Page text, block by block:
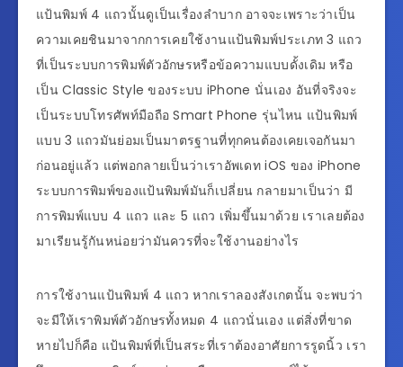
แป้นพิมพ์ 4 แถวนั้นดูเป็นเรื่องลำบาก อาจจะเพราะว่าเป็น
ความเคยชินมาจากการเคยใช้งานแป้นพิมพ์ประเภท 3 แถว
ที่เป็นระบบการพิมพ์ตัวอักษรหรือข้อความแบบดั้งเดิม หรือ
เป็น Classic Style ของระบบ iPhone นั่นเอง อันที่จริงจะ
เป็นระบบโทรศัพท์มือถือ Smart Phone รุ่นไหน แป้นพิมพ์
แบบ 3 แถวมันย่อมเป็นมาตรฐานที่ทุกคนต้องเคยเจอกันมา
ก่อนอยู่แล้ว แต่พอกลายเป็นว่าเราอัพเดท iOS ของ iPhone
ระบบการพิมพ์ของแป้นพิมพ์มันก็เปลี่ยน กลายมาเป็นว่า มี
การพิมพ์แบบ 4 แถว และ 5 แถว เพิ่มขึ้นมาด้วย เราเลยต้อง
มาเรียนรู้กันหน่อยว่ามันควรที่จะใช้งานอย่างไร
การใช้งานแป้นพิมพ์ 4 แถว หากเราลองสังเกตนั้น จะพบว่า
จะมีให้เราพิมพ์ตัวอักษรทั้งหมด 4 แถวนั่นเอง แต่สิ่งที่ขาด
หายไปก็คือ แป้นพิมพ์ที่เป็นสระที่เราต้องอาศัยการรูดนิ้ว เรา